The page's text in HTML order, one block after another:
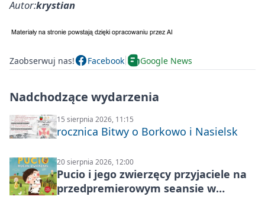
Autor:krystian
Zaobserwuj nas! Facebook Google News
Nadchodzące wydarzenia
15 sierpnia 2026, 11:15
rocznica Bitwy o Borkowo i Nasielsk
20 sierpnia 2026, 12:00
Pucio i jego zwierzęcy przyjaciele na
przedpremierowym seansie w